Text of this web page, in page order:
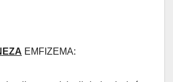
EMFIZEMA: